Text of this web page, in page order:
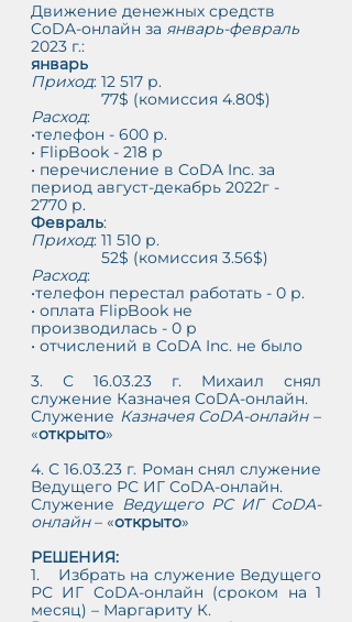
Движение денежных средств
CoDA-онлайн за январь-февраль
2023 г.:
январь
Приход: 12 517 р.
                77$ (комиссия 4.80$)
Расход:
•телефон - 600 р.
• FlipBook - 218 р
• перечисление в CoDA Inc. за
период август-декабрь 2022г -
2770 р.
Февраль:
Приход: 11 510 р.
                52$ (комиссия 3.56$)
Расход:
•телефон перестал работать - 0 р.
• оплата FlipBook не
производилась - 0 р
• отчислений в CoDA Inc. не было
3. С 16.03.23 г. Михаил снял
служение Казначея CoDA-онлайн.
Служение Казначея CoDA-онлайн –
«открыто»
4. С 16.03.23 г. Роман снял служение
Ведущего РС ИГ CoDA-онлайн.
Служение Ведущего РС ИГ CoDA-
онлайн – «открыто»
РЕШЕНИЯ:
1.    Избрать на служение Ведущего
РС ИГ CoDA-онлайн (сроком на 1
месяц) – Маргариту К.